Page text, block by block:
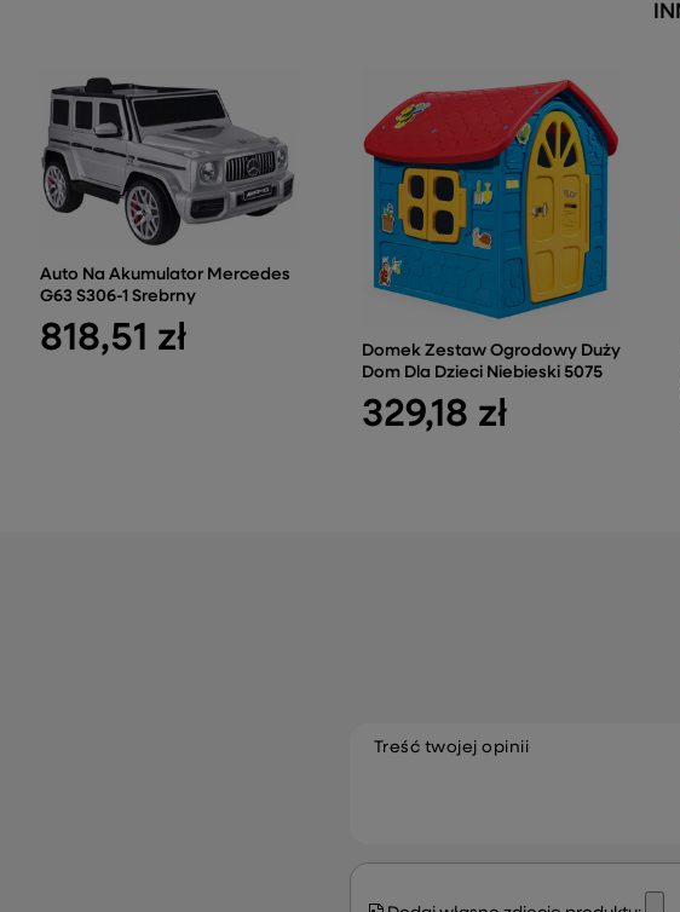
Auto Na Akumulator Mercedes
G63 S306-1 Srebrny
818,51 zł
Domek Zestaw Ogrodowy Duży
Dom Dla Dzieci Niebieski 5075
329,18 zł
Treść twojej opinii